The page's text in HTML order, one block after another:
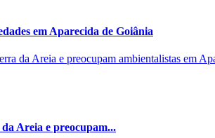
em Aparecida de Goiânia
Areia e preocupam...